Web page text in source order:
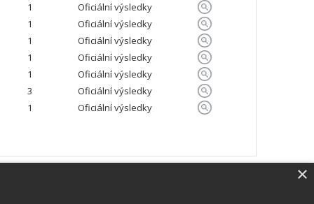
1
Oficiální výsledky
1
Oficiální výsledky
1
Oficiální výsledky
1
Oficiální výsledky
1
Oficiální výsledky
3
Oficiální výsledky
1 Oficiální výsledky
×